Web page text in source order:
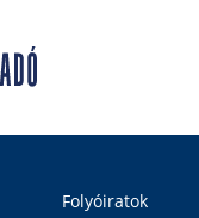
Folyóiratok